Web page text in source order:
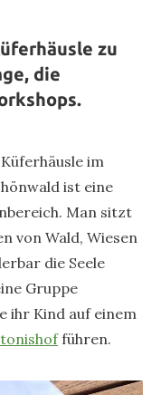
zu
die
im
ist eine
Man sitzt
von Wald, Wiesen
die Seele
Gruppe
ihr Kind auf einem
führen.